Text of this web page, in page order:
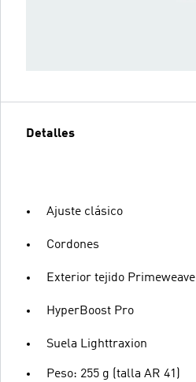
Detalles
Ajuste clásico
Cordones
Exterior tejido Primeweave
HyperBoost Pro
Suela Lighttraxion
Peso: 255 g (talla AR 41)